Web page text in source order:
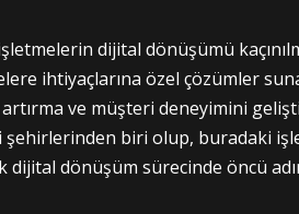
dijital dönüşümü
ihtiyaçlarına özel çözümler
ve müşteri deneyimini
şehirlerinden biri olup, buradaki
dijital dönüşüm sürecinde öncü